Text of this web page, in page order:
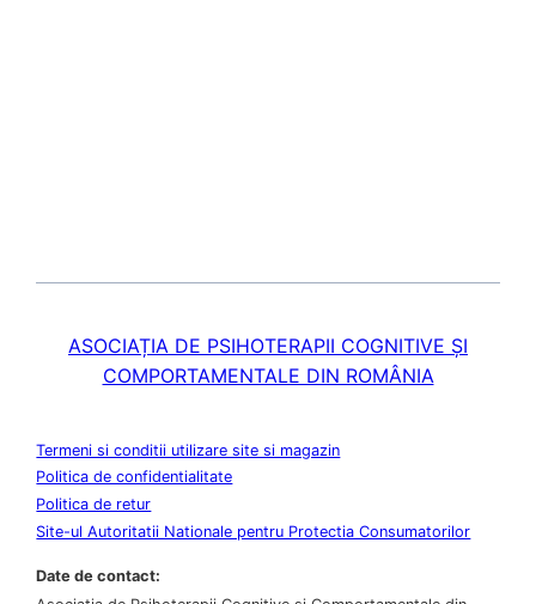
ASOCIAȚIA DE PSIHOTERAPII COGNITIVE ȘI
COMPORTAMENTALE DIN ROMÂNIA
Termeni si conditii utilizare site si magazin
Politica de confidentialitate
Politica de retur
Site-ul Autoritatii Nationale pentru Protectia Consumatorilor
Date de contact: